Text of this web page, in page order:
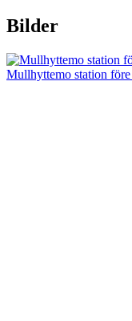
Bilder
Mullhyttemo station